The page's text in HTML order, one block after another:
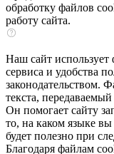
обработку файлов
работу сайта.
Наш сайт использует
сервиса и удобства
законодательством.
текста,
Он помогает сайту
то, на каком языке
будет полезно при
Благодаря файлам